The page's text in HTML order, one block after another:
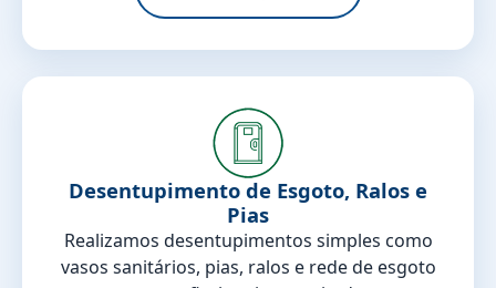
Desentupimento de Esgoto, Ralos e
Pias
Realizamos desentupimentos simples como
vasos sanitários, pias, ralos e rede de esgoto